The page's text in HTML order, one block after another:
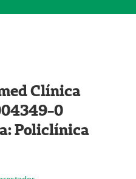
Clínica
0
Policlínica